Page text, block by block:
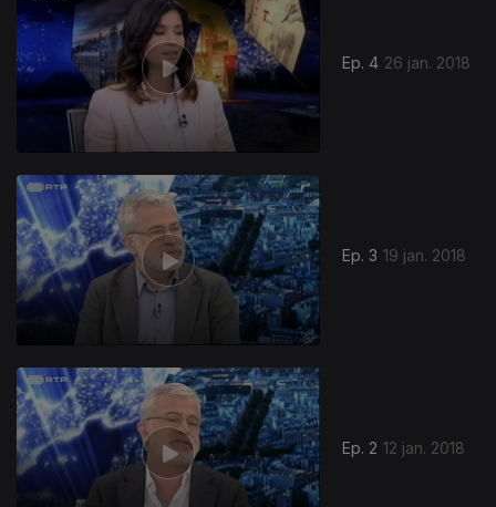
Ep. 4 26 jan. 2018
Ep. 3 19 jan. 2018
Ep. 2 12 jan. 2018